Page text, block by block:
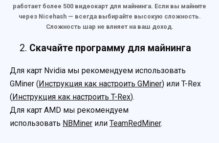
работает более 500 видеокарт для майнинга. Если вы майните
через Nicehash — всегда выбирайте высокую сложность.
Сложность шар не влияет на ваш доход.
Скачайте программу для майнинга
Для карт Nvidia мы рекомендуем использовать
GMiner (Инструкция как настроить GMiner) или T-Rex
(Инструкция как настроить T-Rex).
Для карт AMD мы рекомендуем
использовать NBMiner или TeamRedMiner.